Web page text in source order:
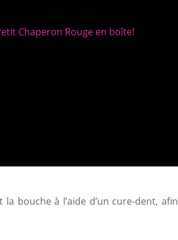
bouche à l’aide d’un cure-dent, afin